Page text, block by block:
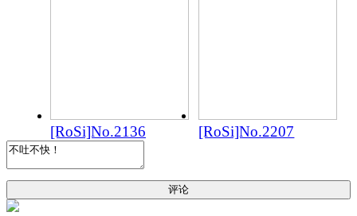
[RoSi]No.2136 [RoSi]No.2207
评论